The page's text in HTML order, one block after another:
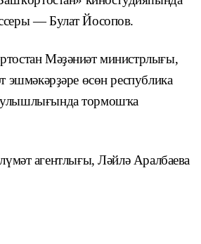
— Булат Йосопов.
Мәҙәниәт министрлығы,
эшмәкәрҙәре өсөн республика
тормошҡа
агентлығы, Ләйлә Аралбаева